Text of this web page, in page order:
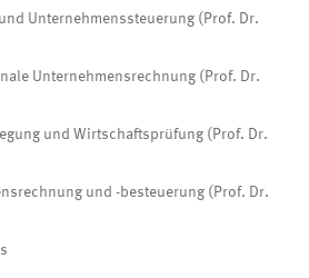
Unternehmenssteuerung (Prof. Dr.
Unternehmensrechnung (Prof. Dr.
und Wirtschaftsprüfung (Prof. Dr.
und -besteuerung (Prof. Dr.